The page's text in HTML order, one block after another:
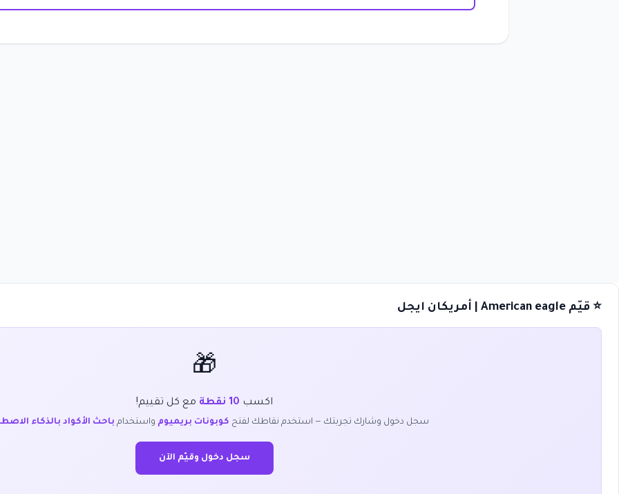
⭐ قيّم American eagle | أمريكان ايجل
🎁
اكسب 10 نقطة مع كل تقييم!
سجل دخول وشارك تجربتك — استخدم نقاطك لفتح كوبونات بريميوم واستخدام باحث الأكواد بالذكاء
سجل دخول وقيّم الآن